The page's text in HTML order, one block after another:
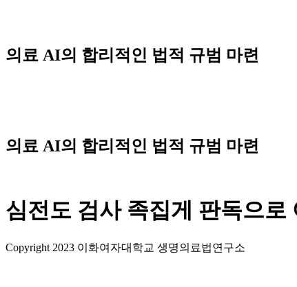
의료 AI의 합리적인 법적 규범 마련
의료 AI의 합리적인 법적 규범 마련
심전도 검사 족집게 판독으로
Copyright 2023 이화여자대학교 생명의료법연구소